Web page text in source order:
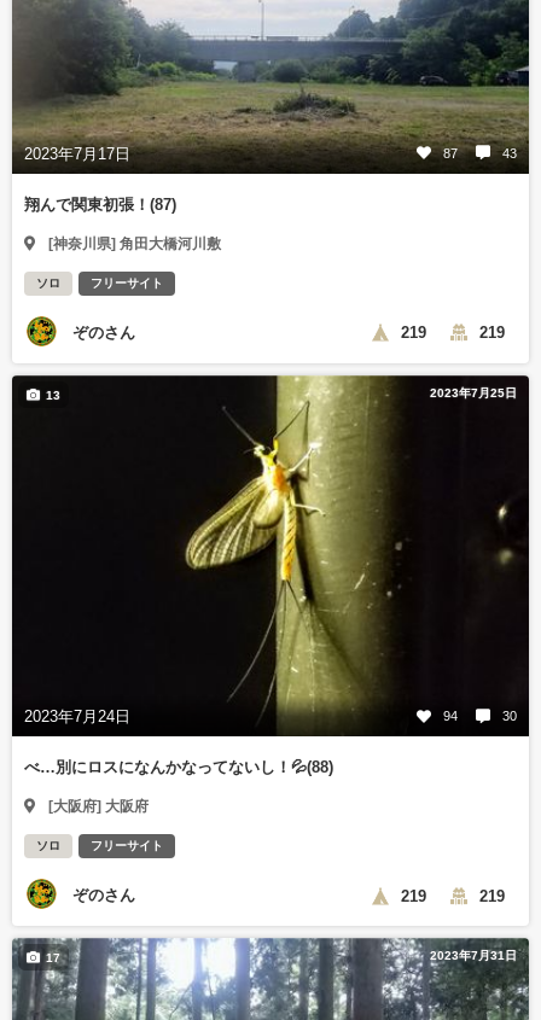
2023年7月17日 87 43
翔んで関東初張！(87)
[神奈川県] 角田大橋河川敷
ソロ フリーサイト
ぞのさん 219 219
2023年7月25日
2023年7月24日 94 30
13
べ…別にロスになんかなってないし！💦(88)
[大阪府] 大阪府
ソロ フリーサイト
ぞのさん 219 219
2023年7月31日
17